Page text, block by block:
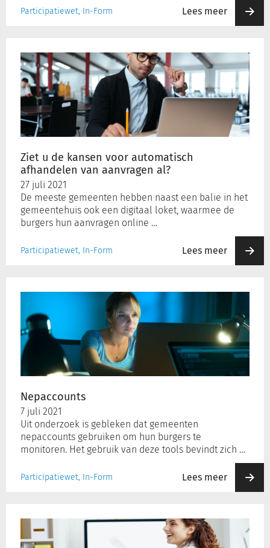
Participatiewet, In-Form Lees meer
Ziet u de kansen voor automatisch
afhandelen van aanvragen al?
27 juli 2021
De meeste gemeenten hebben naast een balie in het
gemeentehuis ook een digitaal loket, waarmee de
burgers hun aanvragen online …
Participatiewet, In-Form Lees meer
kansen
voor
automatisch
afhandelen
van
aanvragen
Nepaccounts
7 juli 2021
Uit onderzoek is gebleken dat gemeenten
nepaccounts gebruiken om hun burgers te
monitoren. Het gebruik van deze tools bevindt zich …
Participatiewet, In-Form Lees meer
wijzigingen